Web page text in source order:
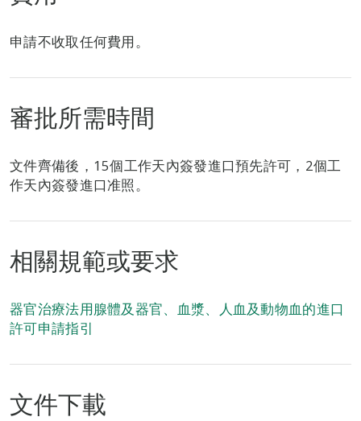
申請不收取任何費用。
審批所需時間
文件齊備後，15個工作天內簽發進口預先許可，2個工
作天內簽發進口准照。
相關規範或要求
器官治療法用腺體及器官、血漿、人血及動物血的進口
許可申請指引
文件下載